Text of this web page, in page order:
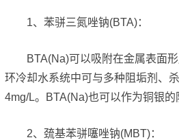
1、苯骈三氮唑钠(BTA)：
BTA(Na)可以吸附在金属表面
环冷却水系统中可与多种阻垢剂、
4mg/L。BTA(Na)也可以作为铜银的
2、巯基苯骈噻唑钠(MBT)：